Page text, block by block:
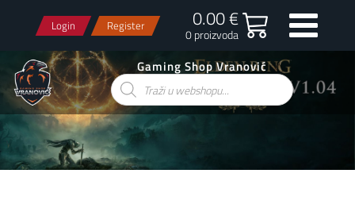
Login Register 0.00 €
0 proizvoda
Gaming Shop Vranović
Products
search